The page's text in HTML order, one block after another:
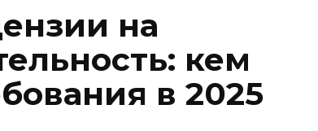
на
кем
в 2025